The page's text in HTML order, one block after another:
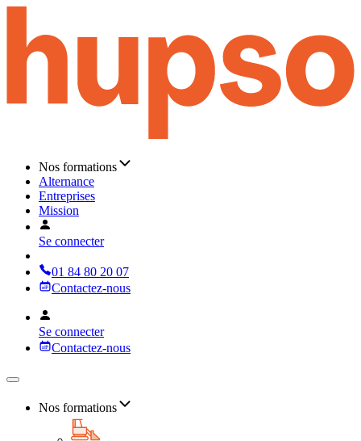
Nos formations
Alternance
Entreprises
Mission
Se connecter
01 84 80 20 07
Contactez-nous
Se connecter
Contactez-nous
Nos formations